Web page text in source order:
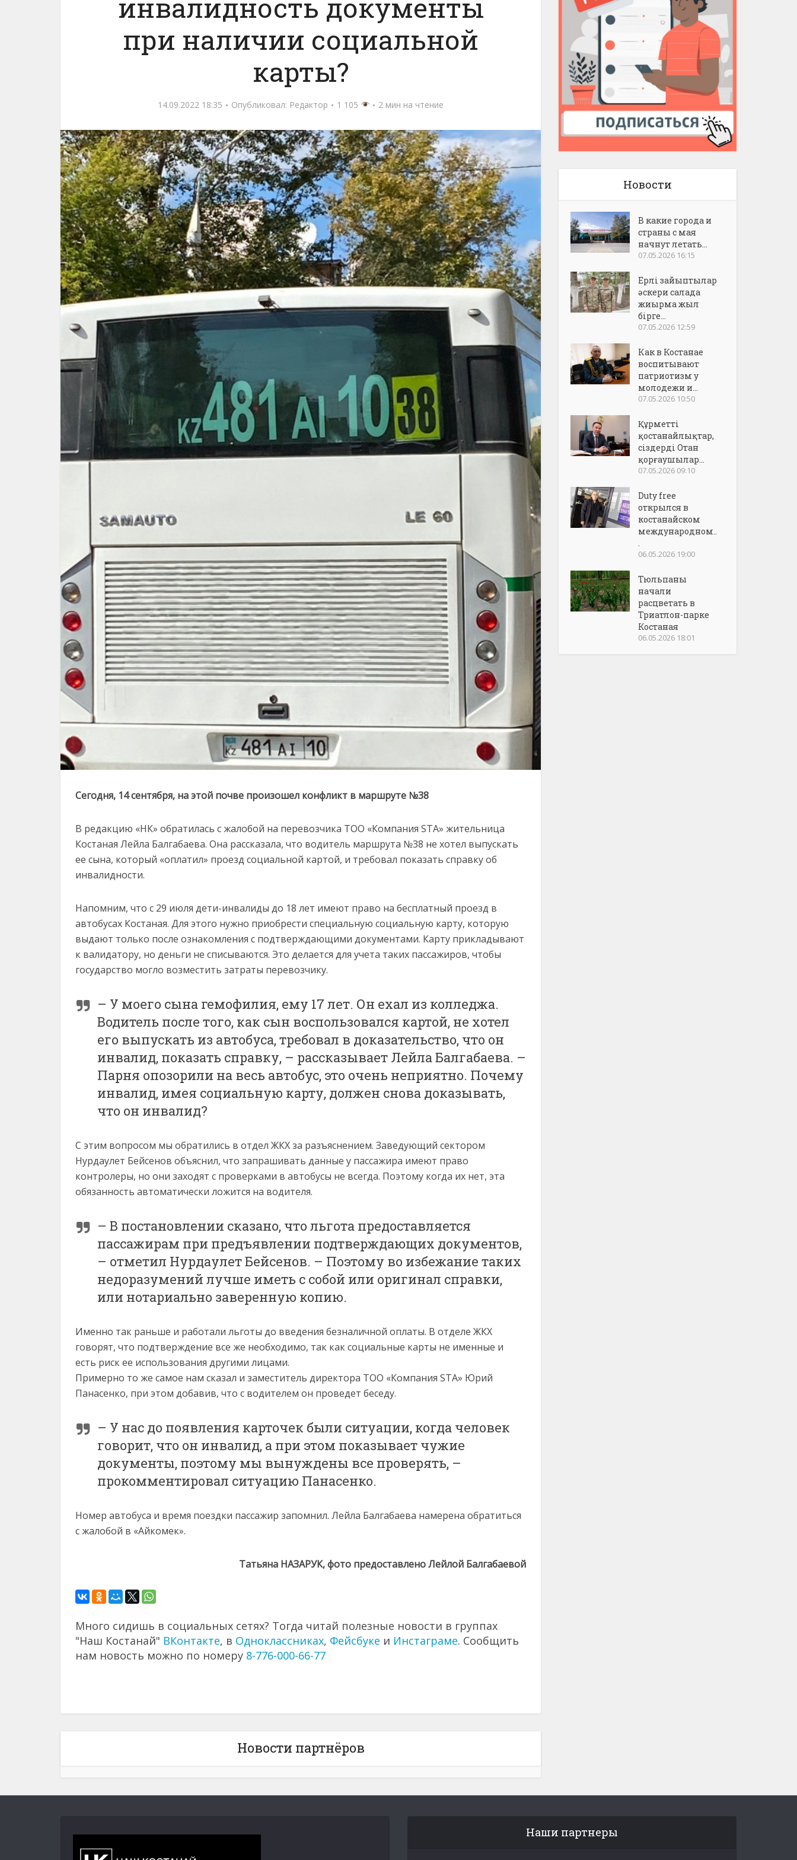
инвалидность документы
при наличии социальной
карты?
14.09.2022 18:35 Опубликовал: Редактор 1 105 2 мин на чтение
Сегодня, 14 сентября, на этой почве произошел конфликт в маршруте №38
В редакцию «НК» обратилась с жалобой на перевозчика ТОО «Компания STA» жительница
Костаная Лейла Балгабаева. Она рассказала, что водитель маршрута №38 не хотел выпускать
ее сына, который «оплатил» проезд социальной картой, и требовал показать справку об
инвалидности.
Напомним, что с 29 июля дети-инвалиды до 18 лет имеют право на бесплатный проезд в
автобусах Костаная. Для этого нужно приобрести специальную социальную карту, которую
выдают только после ознакомления с подтверждающими документами. Карту прикладывают
к валидатору, но деньги не списываются. Это делается для учета таких пассажиров, чтобы
государство могло возместить затраты перевозчику.
– У моего сына гемофилия, ему 17 лет. Он ехал из колледжа.
Водитель после того, как сын воспользовался картой, не хотел
его выпускать из автобуса, требовал в доказательство, что он
инвалид, показать справку, – рассказывает Лейла Балгабаева. –
Парня опозорили на весь автобус, это очень неприятно. Почему
инвалид, имея социальную карту, должен снова доказывать,
что он инвалид?
С этим вопросом мы обратились в отдел ЖКХ за разъяснением. Заведующий сектором
Нурдаулет Бейсенов объяснил, что запрашивать данные у пассажира имеют право
контролеры, но они заходят с проверками в автобусы не всегда. Поэтому когда их нет, эта
обязанность автоматически ложится на водителя.
– В постановлении сказано, что льгота предоставляется
пассажирам при предъявлении подтверждающих документов,
– отметил Нурдаулет Бейсенов. – Поэтому во избежание таких
недоразумений лучше иметь с собой или оригинал справки,
или нотариально заверенную копию.
Именно так раньше и работали льготы до введения безналичной оплаты. В отделе ЖКХ
говорят, что подтверждение все же необходимо, так как социальные карты не именные и
есть риск ее использования другими лицами.
Примерно то же самое нам сказал и заместитель директора ТОО «Компания STA» Юрий
Панасенко, при этом добавив, что с водителем он проведет беседу.
– У нас до появления карточек были ситуации, когда человек
говорит, что он инвалид, а при этом показывает чужие
документы, поэтому мы вынуждены все проверять, –
прокомментировал ситуацию Панасенко.
Номер автобуса и время поездки пассажир запомнил. Лейла Балгабаева намерена обратиться
с жалобой в «Айкомек».
Татьяна НАЗАРУК, фото предоставлено Лейлой Балгабаевой
Много сидишь в социальных сетях? Тогда читай полезные новости в группах
"Наш Костанай" ВКонтакте, в Одноклассниках, Фейсбуке и Инстаграме. Сообщить
нам новость можно по номеру 8-776-000-66-77
Новости партнёров
Новости
В какие города и
страны с мая
начнут летать...
07.05.2026 16:15
Ерлі зайыптылар
әскери салада
жиырма жыл
бірге...
07.05.2026 12:59
Как в Костанае
воспитывают
патриотизм у
молодежи и...
07.05.2026 10:50
Құрметті
қостанайлықтар,
сіздерді Отан
қорғаушылар...
07.05.2026 09:10
Duty free
открылся в
костанайском
международном..
.
06.05.2026 19:00
Тюльпаны
начали
расцветать в
Триатлон-парке
Костаная
06.05.2026 18:01
Наши партнеры